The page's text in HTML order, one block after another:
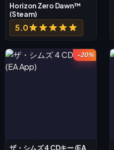
Horizon Zero Dawn™
(Steam)
5.0
-20%
ザ・シムズ 4 CDキー (EA